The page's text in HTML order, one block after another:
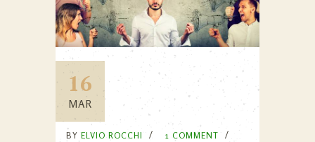
16
MAR
BY ELVIO ROCCHI 1 COMMENT